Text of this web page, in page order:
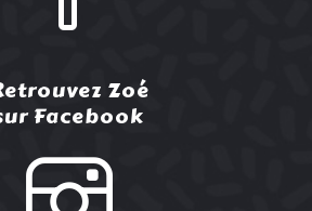
Zoé
Facebook